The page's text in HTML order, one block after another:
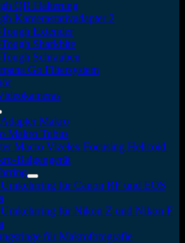
QR Halterung
Kamerastativadapter 2
Extender
Sharkbite
Schrauben
Go Filtersystem
Makro
Makro Tubus
Macro Vizelex Focusing Helicoid
Balgengerät
für Canon RF und EOS
für Nikon Z und Nikon F
für Makrofotografie